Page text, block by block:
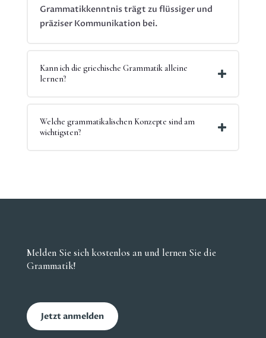
Grammatikkenntnis trägt zu flüssiger und
präziser Kommunikation bei.
Kann ich die griechische Grammatik alleine
lernen?
Welche grammatikalischen Konzepte sind am
wichtigsten?
Melden Sie sich kostenlos an und lernen Sie die
Grammatik!
Jetzt anmelden